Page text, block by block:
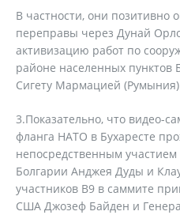
В частности, они позитивно
переправы через Дунай
активизацию работ по
районе населенных пунктов
Сигету Мармацией
3.Показательно, что видео-
фланга НАТО в Бухаресте
непосредственным
Болгарии Анджея Дуды и
участников В9 в саммите
США Джозеф Байден и